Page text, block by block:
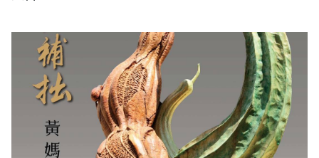
將勤補拙-黃媽慶木雕個展